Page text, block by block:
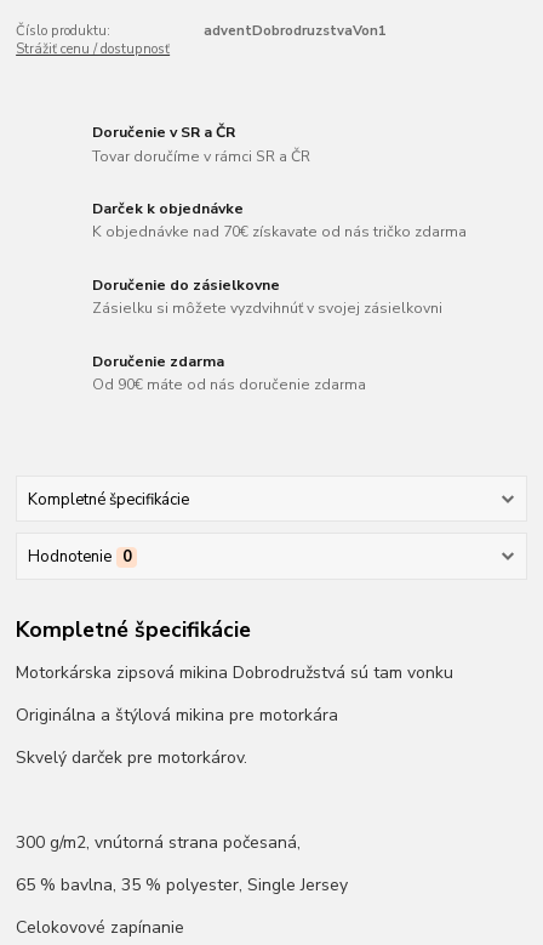
Číslo produktu:
adventDobrodruzstvaVon1
Strážiť cenu / dostupnosť
Doručenie v SR a ČR
Tovar doručíme v rámci SR a ČR
Darček k objednávke
K objednávke nad 70€ získavate od nás tričko zdarma
Doručenie do zásielkovne
Zásielku si môžete vyzdvihnúť v svojej zásielkovni
Doručenie zdarma
Od 90€ máte od nás doručenie zdarma
Kompletné špecifikácie
Hodnotenie 0
Kompletné špecifikácie
Motorkárska zipsová mikina Dobrodružstvá sú tam vonku
Originálna a štýlová mikina pre motorkára
Skvelý darček pre motorkárov.
300 g/m2, vnútorná strana počesaná,
65 % bavlna, 35 % polyester, Single Jersey
Celokovové zapínanie